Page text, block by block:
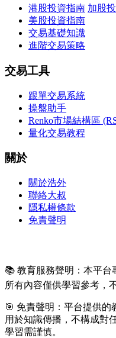
港股投資指南 加股
美股投資指南
交易基礎知識
進階交易策略
交易工具
跟單交易系統
操盤助手
Renko市場結構區
量化交易教程
關於
關於浩外
聯絡大叔
隱私權條款
免責聲明
📚 教育服務聲明：本平台
所有內容僅供學習參考，
🎯 免責聲明：平台提供的
用於知識傳播，不構成對
學習需謹慎。